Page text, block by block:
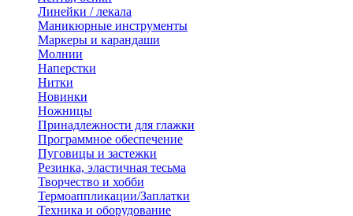
Линейки / лекала
Маникюрные инструменты
Маркеры и карандаши
Молнии
Наперстки
Нитки
Новинки
Ножницы
Принадлежности для глажки
Программное обеспечение
Пуговицы и застежки
Резинка, эластичная тесьма
Творчество и хобби
Термоаппликации/Заплатки
Техника и оборудование